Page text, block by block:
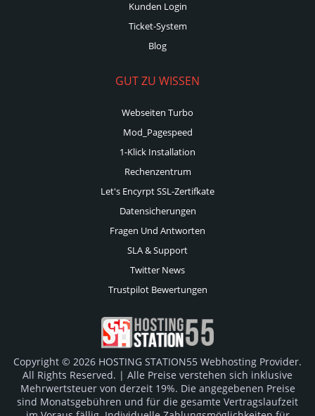
Kunden Login
Ticket-System
Blog
GUT ZU WISSEN
Webseiten Turbo
Mod_Pagespeed
1-Klick Installation
Rechenzentrum
Let's Encyrpt SSL-Zertifkate
Datensicherungen
Fragen Und Antworten
SLA & Support
Twitter News
Trustpilot Bewertungen
Copyright © 2026 HOSTING STATION55 Webhosting Provider.
All Rights Reserved. | Alle Preise verstehen sich inklusive
Mehrwertsteuer von derzeit 19%. Die angegebenen Preise
sind Monatsgebühren und für die gesamte Vertragslaufzeit